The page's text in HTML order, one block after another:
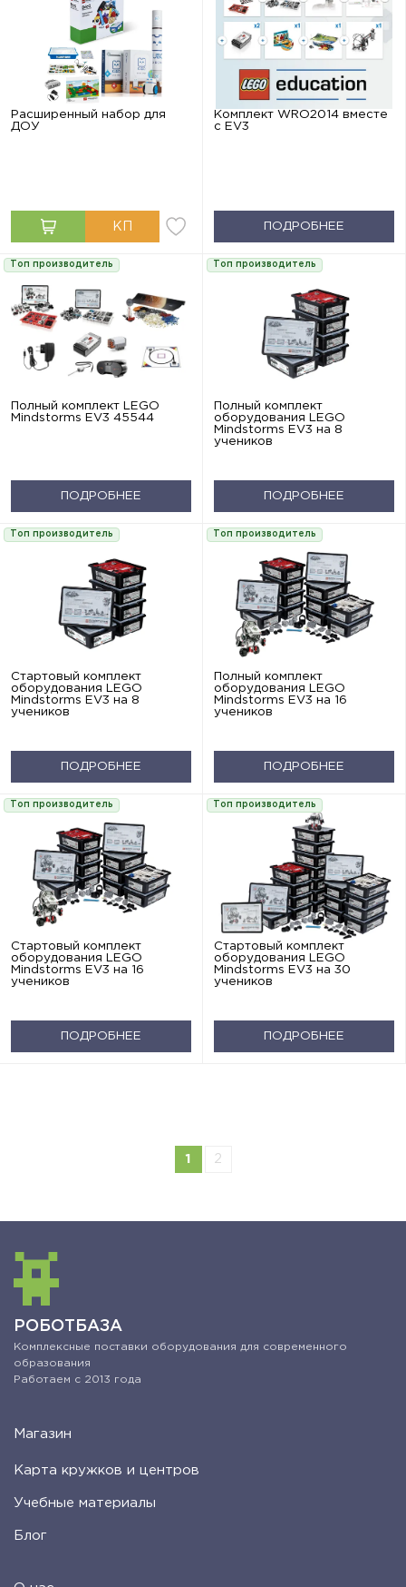
Расширенный набор для
ДОУ
Комплект WRO2014 вместе
с EV3
ПОДРОБНЕЕ
Топ производитель
Полный комплект LEGO
Mindstorms EV3 45544
ПОДРОБНЕЕ
Топ производитель
Полный комплект
оборудования LEGO
Mindstorms EV3 на 8
учеников
ПОДРОБНЕЕ
Топ производитель
Стартовый комплект
оборудования LEGO
Mindstorms EV3 на 8
учеников
ПОДРОБНЕЕ
Топ производитель
Полный комплект
оборудования LEGO
Mindstorms EV3 на 16
учеников
ПОДРОБНЕЕ
Топ производитель
Стартовый комплект
оборудования LEGO
Mindstorms EV3 на 16
учеников
ПОДРОБНЕЕ
Топ производитель
Стартовый комплект
оборудования LEGO
Mindstorms EV3 на 30
учеников
ПОДРОБНЕЕ
1 2
РОБОТБАЗА
Комплексные поставки оборудования для современного
образования
Работаем с 2013 года
Магазин
Карта кружков и центров
Учебные материалы
Блог